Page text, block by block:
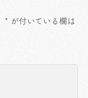
* が付いている欄は